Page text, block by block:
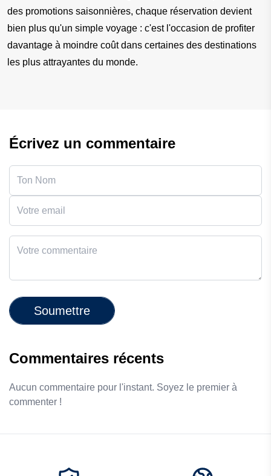
des promotions saisonnières, chaque réservation devient
bien plus qu'un simple voyage : c'est l'occasion de profiter
davantage à moindre coût dans certaines des destinations
les plus attrayantes du monde.
Écrivez un commentaire
Soumettre
Commentaires récents
Aucun commentaire pour l'instant. Soyez le premier à
commenter !